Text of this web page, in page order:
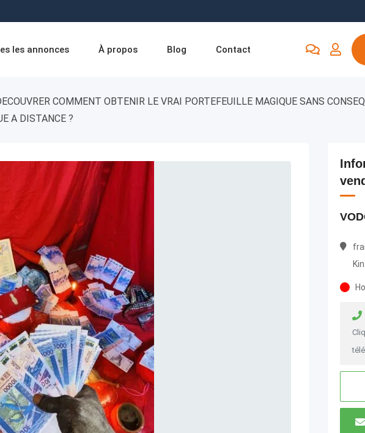
les annonces À propos Blog Contact
COMMENT OBTENIR LE VRAI PORTEFEUILLE MAGIQUE SANS
A DISTANCE ?